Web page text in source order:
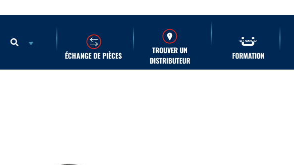
ÉCHANGE DE PIÈCES
TROUVER UN
DISTRIBUTEUR
FORMATION